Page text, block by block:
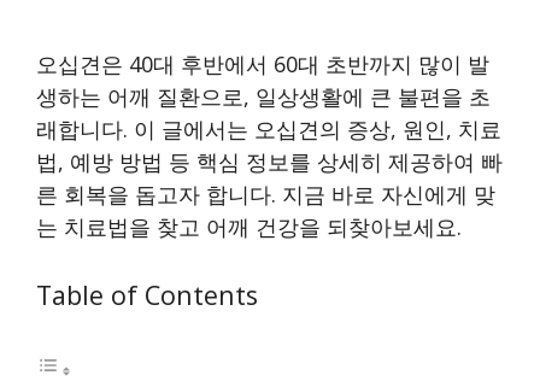
오십견은 40대 후반에서 60대 초반까지 많이 발
생하는 어깨 질환으로, 일상생활에 큰 불편을 초
래합니다. 이 글에서는 오십견의 증상, 원인, 치료
법, 예방 방법 등 핵심 정보를 상세히 제공하여 빠
른 회복을 돕고자 합니다. 지금 바로 자신에게 맞
는 치료법을 찾고 어깨 건강을 되찾아보세요.
Table of Contents